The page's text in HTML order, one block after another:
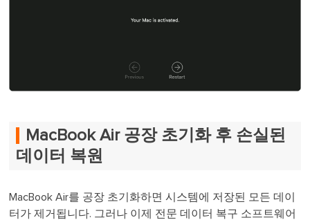
MacBook Air 공장 초기화 후 손실된
데이터 복원
MacBook Air를 공장 초기화하면 시스템에 저장된 모든 데이
터가 제거됩니다. 그러나 이제 전문 데이터 복구 소프트웨어